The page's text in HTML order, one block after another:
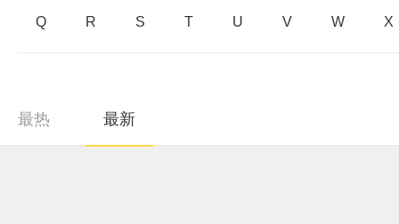
Q R S T U V W X
最热 最新